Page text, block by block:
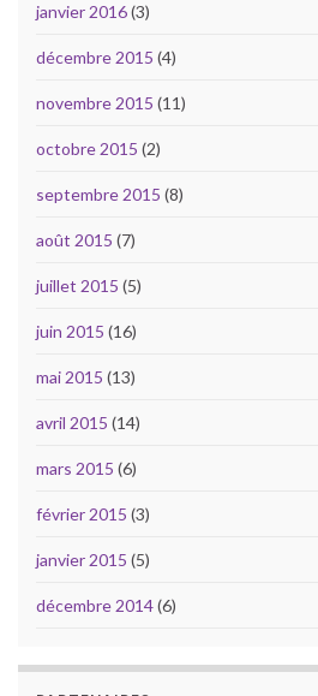
janvier 2016(3)
décembre 2015 (4)
novembre 2015 (11)
octobre 2015 (2)
septembre 2015 (8)
août 2015 (7)
juillet 2015 (5)
juin 2015 (16)
mai 2015 (13)
avril 2015 (14)
mars 2015 (6)
février 2015 (3)
janvier 2015 (5)
décembre 2014(6)